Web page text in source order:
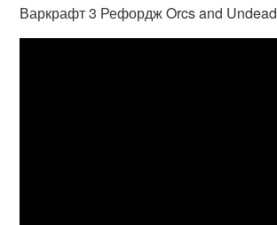
Варкрафт 3 Рефордж Orcs and Undead